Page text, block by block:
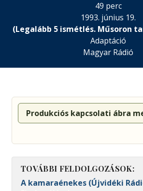
49 perc
1993. június 19.
(Legalább 5 ismétlés. Műsoron
Adaptáció
Magyar Rádió
Produkciós kapcsolati ábra
TOVÁBBI FELDOLGOZÁSOK:
A kamaraénekes (Újvidéki